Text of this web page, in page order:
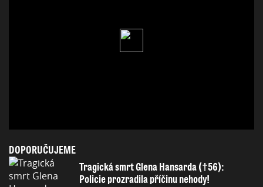
DOPORUČUJEME
Tragická smrt Glena Hansarda (†56):
Policie prozradila příčinu nehody!